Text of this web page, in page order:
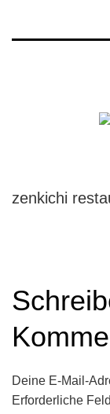
zenkichi
Deine E-Mail-
Erforderliche